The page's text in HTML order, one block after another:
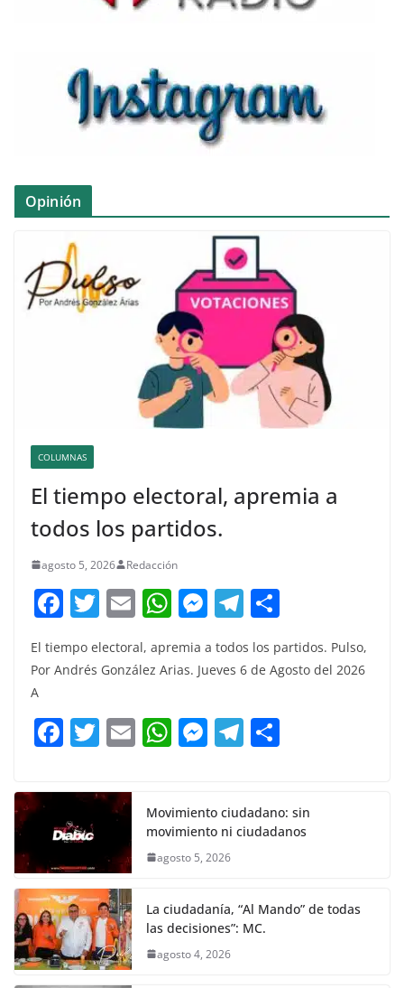
Opinión
COLUMNAS
El tiempo electoral, apremia a
todos los partidos.
agosto 5, 2026 Redacción
F
c
b
o
k
T
w
itt
E
m
ai
W
at
A
p
M
ss
n
g
T
el
e
a
m
m
p
El tiempo electoral, apremia a todos los partidos. Pulso,
Por Andrés González Arias. Jueves 6 de Agosto del 2026
A
F
c
e
b
o
o
k
T
itt
er
E W
s
A
p
M
e
n
er
T
gr
a
p
ar
Movimiento ciudadano: sin
movimiento ni ciudadanos
agosto 5, 2026
La ciudadanía, “Al Mando” de todas
las decisiones”: MC.
agosto 4, 2026